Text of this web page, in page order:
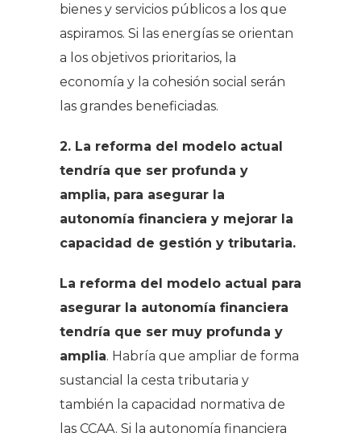
bienes y servicios públicos a los que
aspiramos. Si las energías se orientan
a los objetivos prioritarios, la
economía y la cohesión social serán
las grandes beneficiadas.
2. La reforma del modelo actual
tendría que ser profunda y
amplia, para asegurar la
autonomía financiera y mejorar la
capacidad de gestión y tributaria.
La reforma del modelo actual para
asegurar la autonomía financiera
tendría que ser muy profunda y
amplia. Habría que ampliar de forma
sustancial la cesta tributaria y
también la capacidad normativa de
las CCAA. Si la autonomía financiera